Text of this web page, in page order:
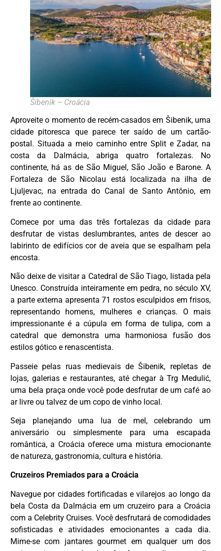
Šibenik – Croácia
Aproveite o momento de recém-casados em Šibenik, uma
cidade pitoresca que parece ter saído de um cartão-
postal. Situada a meio caminho entre Split e Zadar, na
costa da Dalmácia, abriga quatro fortalezas. No
continente, há as de São Miguel, São João e Barone. A
Fortaleza de São Nicolau está localizada na ilha de
Ljuljevac, na entrada do Canal de Santo Antônio, em
frente ao continente.
Comece por uma das três fortalezas da cidade para
desfrutar de vistas deslumbrantes, antes de descer ao
labirinto de edifícios cor de aveia que se espalham pela
encosta.
Não deixe de visitar a Catedral de São Tiago, listada pela
Unesco. Construída inteiramente em pedra, no século XV,
a parte externa apresenta 71 rostos esculpidos em frisos,
representando homens, mulheres e crianças. O mais
impressionante é a cúpula em forma de tulipa, com a
catedral que demonstra uma harmoniosa fusão dos
estilos gótico e renascentista.
Passeie pelas ruas medievais de Šibenik, repletas de
lojas, galerias e restaurantes, até chegar à Trg Medulić,
uma bela praça onde você pode desfrutar de um café ao
ar livre ou talvez de um copo de vinho local.
Seja planejando uma lua de mel, celebrando um
aniversário ou simplesmente para uma escapada
romântica, a Croácia oferece uma mistura emocionante
de natureza, gastronomia, cultura e história.
Cruzeiros Premiados para a Croácia
Navegue por cidades fortificadas e vilarejos ao longo da
bela Costa da Dalmácia em um cruzeiro para a Croácia
com a Celebrity Cruises. Você desfrutará de comodidades
sofisticadas e atividades emocionantes a cada dia.
Mime-se com jantares gourmet em qualquer um dos